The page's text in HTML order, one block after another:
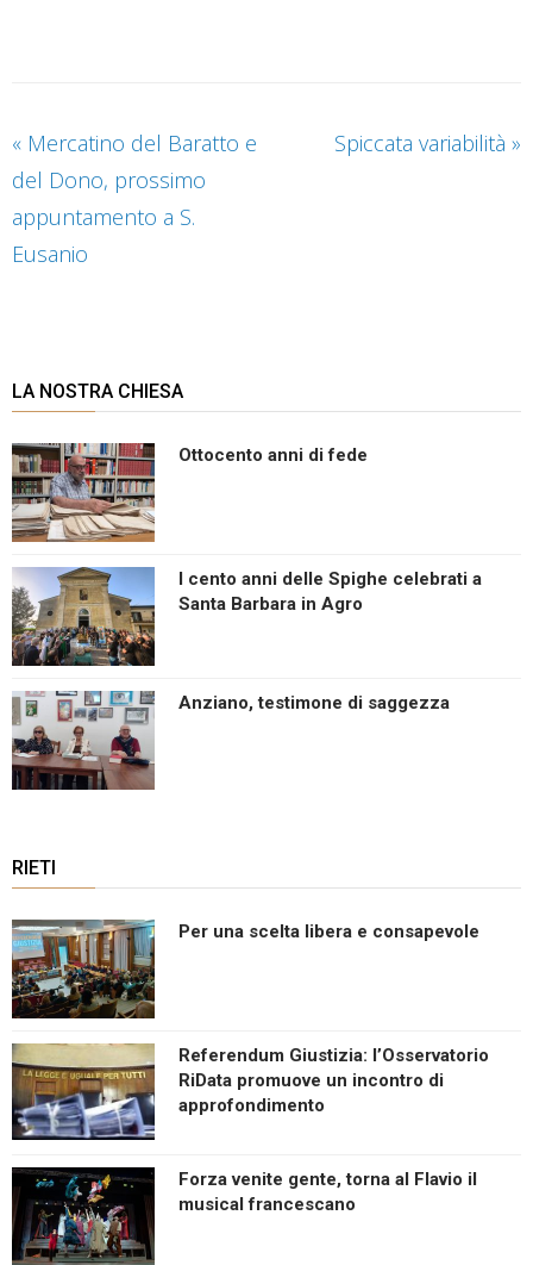
« Mercatino del Baratto e
del Dono, prossimo
appuntamento a S.
Eusanio
Spiccata variabilità »
LA NOSTRA CHIESA
Ottocento anni di fede
I cento anni delle Spighe celebrati a
Santa Barbara in Agro
Anziano, testimone di saggezza
RIETI
Per una scelta libera e consapevole
Referendum Giustizia: l’Osservatorio
RiData promuove un incontro di
approfondimento
Forza venite gente, torna al Flavio il
musical francescano